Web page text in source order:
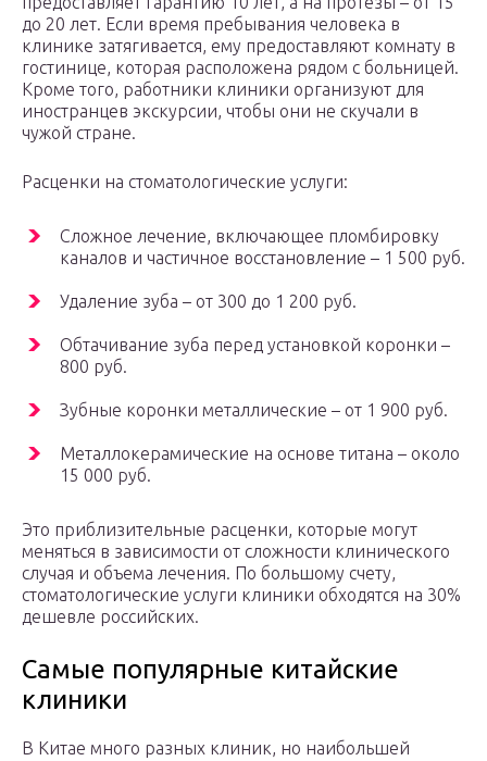
до 20 лет. Если время пребывания человека в
клинике затягивается, ему предоставляют комнату в
гостинице, которая расположена рядом с больницей.
Кроме того, работники клиники организуют для
иностранцев экскурсии, чтобы они не скучали в
чужой стране.
Расценки на стоматологические услуги:
Сложное лечение, включающее пломбировку
каналов и частичное восстановление – 1 500 руб.
Удаление зуба – от 300 до 1 200 руб.
Обтачивание зуба перед установкой коронки –
800 руб.
Зубные коронки металлические – от 1 900 руб.
Металлокерамические на основе титана – около
15 000 руб.
Это приблизительные расценки, которые могут
меняться в зависимости от сложности клинического
случая и объема лечения. По большому счету,
стоматологические услуги клиники обходятся на 30%
дешевле российских.
Самые популярные китайские
клиники
В Китае много разных клиник, но наибольшей